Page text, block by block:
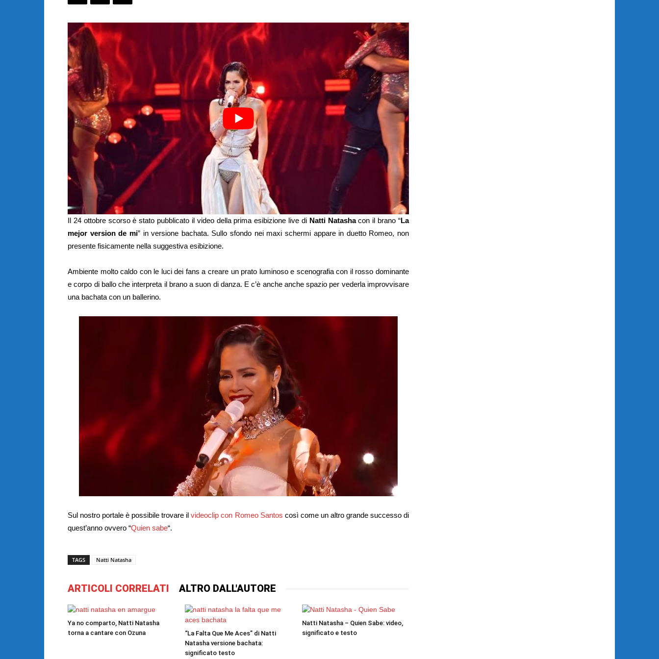
Il 24 ottobre scorso è stato pubblicato il video della prima esibizione live di Natti Natashacon il brano “La
mejor version de mi” in versione bachata. Sullo sfondo nei maxi schermi appare in duetto Romeo, non
presente fisicamente nella suggestiva esibizione.
Ambiente molto caldo con le luci dei fans a creare un prato luminoso e scenografia con il rosso dominante
e corpo di ballo che interpreta il brano a suon di danza. E c’è anche anche spazio per vederla improvvisare
una bachata con un ballerino.
Sul nostro portale è possibile trovare ilvideoclip con Romeo Santos così come un altro grande successo di
quest’anno ovvero “Quien sabe“.
TAGS Natti Natasha
ARTICOLI CORRELATI ALTRO DALL'AUTORE
Ya no comparto, Natti Natasha
torna a cantare con Ozuna
“La Falta Que Me Aces” di Natti
Natasha versione bachata:
significato testo
Natti Natasha – Quien Sabe: video,
significato e testo